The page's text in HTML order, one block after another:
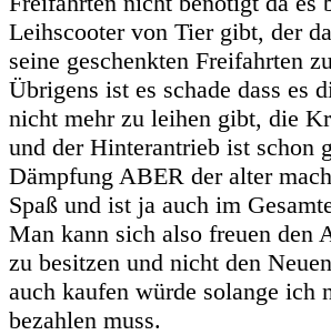
Leihscooter von Tier gibt, der
seine geschenkten Freifahrten
Übrigens ist es schade dass es
nicht mehr zu leihen gibt, die
und der Hinterantrieb ist schon
Dämpfung ABER der alter
Spaß und ist ja auch im
Man kann sich also freuen den
zu besitzen und nicht den
auch kaufen würde solange ich
bezahlen muss.